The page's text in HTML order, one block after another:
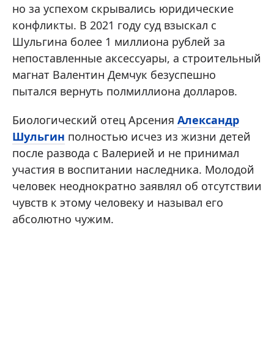
но за успехом скрывались юридические
конфликты. В 2021 году суд взыскал с
Шульгина более 1 миллиона рублей за
непоставленные аксессуары, а строительный
магнат Валентин Демчук безуспешно
пытался вернуть полмиллиона долларов.
Биологический отец Арсения Александр
Шульгин полностью исчез из жизни детей
после развода с Валерией и не принимал
участия в воспитании наследника. Молодой
человек неоднократно заявлял об отсутствии
чувств к этому человеку и называл его
абсолютно чужим.